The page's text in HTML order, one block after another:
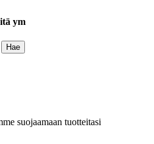
ym
suojaamaan tuotteitasi